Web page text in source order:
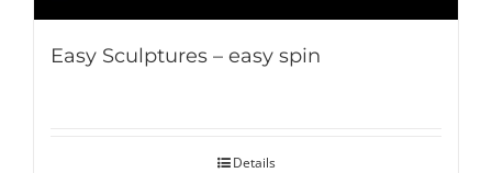
Easy Sculptures – easy spin
Details